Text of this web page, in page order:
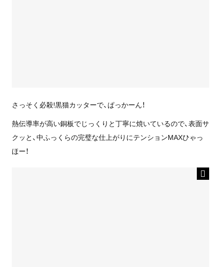
さっそく必殺!黒猫カッターで、ぱっかーん！
熱伝導率が高い銅板でじっくりと丁寧に焼いているので、表面サ
クッと、中ふっくらの完璧な仕上がりにテンションMAXひゃっ
ほー！